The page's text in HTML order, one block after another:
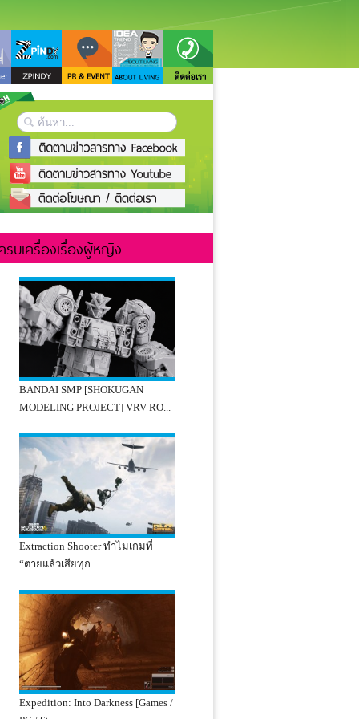
รบเครื่องเรื่องผู้หญิง
BANDAI SMP [SHOKUGAN
MODELING PROJECT] VRV RO...
Extraction Shooter ทำไมเกมที่
“ตายแล้วเสียทุก...
Expedition: Into Darkness [Games /